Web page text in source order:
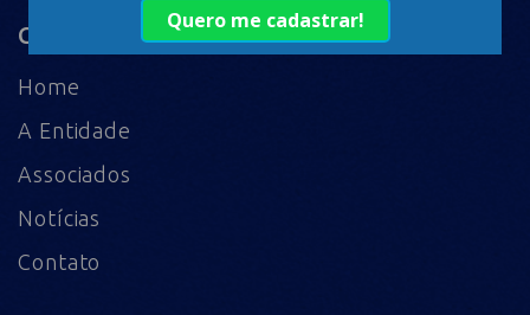
Comece aqui
Home
A Entidade
Associados
Notícias
Contato